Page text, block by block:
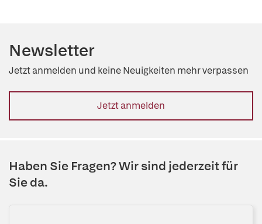
Newsletter
Jetzt anmelden und keine Neuigkeiten mehr verpassen
Jetzt anmelden
Haben Sie Fragen? Wir sind jederzeit für
Sie da.